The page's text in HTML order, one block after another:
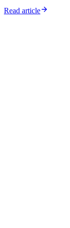
Read article